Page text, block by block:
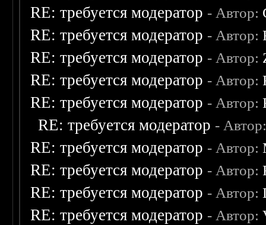
RE: требуется модератор - Автор:
RE: требуется модератор - Автор:
RE: требуется модератор - Автор:
RE: требуется модератор - Автор:
RE: требуется модератор - Автор:
RE: требуется модератор -
RE: требуется модератор - Автор:
RE: требуется модератор - Автор:
RE: требуется модератор - Автор:
RE: требуется модератор - Автор: